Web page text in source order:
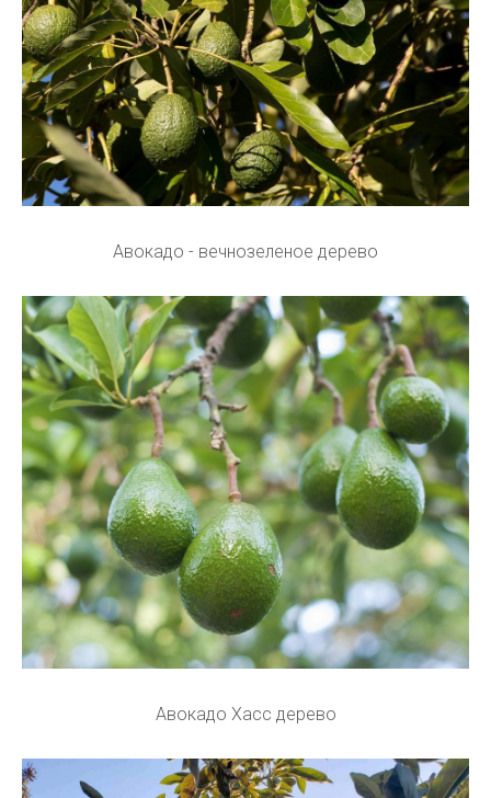
Авокадо - вечнозеленое дерево
Авокадо Хасс дерево